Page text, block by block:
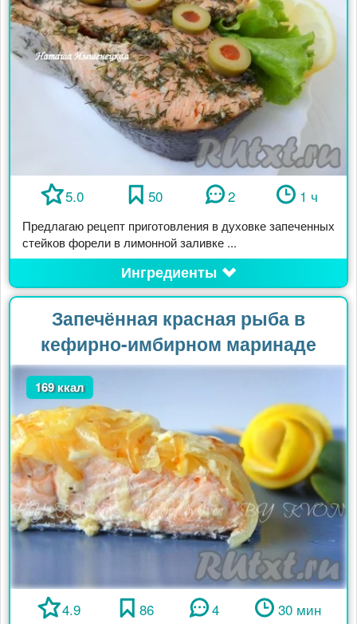
5.0 50 2 1 ч
Предлагаю рецепт приготовления в духовке запеченных
стейков форели в лимонной заливке ...
Ингредиенты
Запечённая красная рыба в
кефирно-имбирном маринаде
169 ккал
4.9 86 4 30 мин